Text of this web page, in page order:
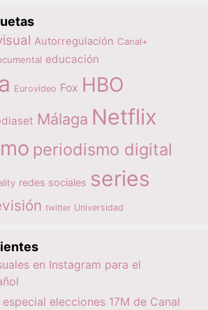
Autorregulación Canal+
educación
Eurovideo Fox HBO
Málaga Netflix
periodismo digital
redes sociales series
twitter Universidad
en Instagram para el
elecciones 17M de Canal